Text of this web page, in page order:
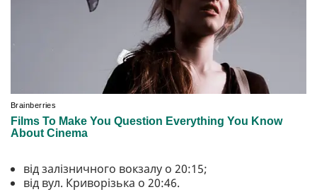
від залізничного вокзалу о 20:15;
від вул. Криворізька о 20:46.